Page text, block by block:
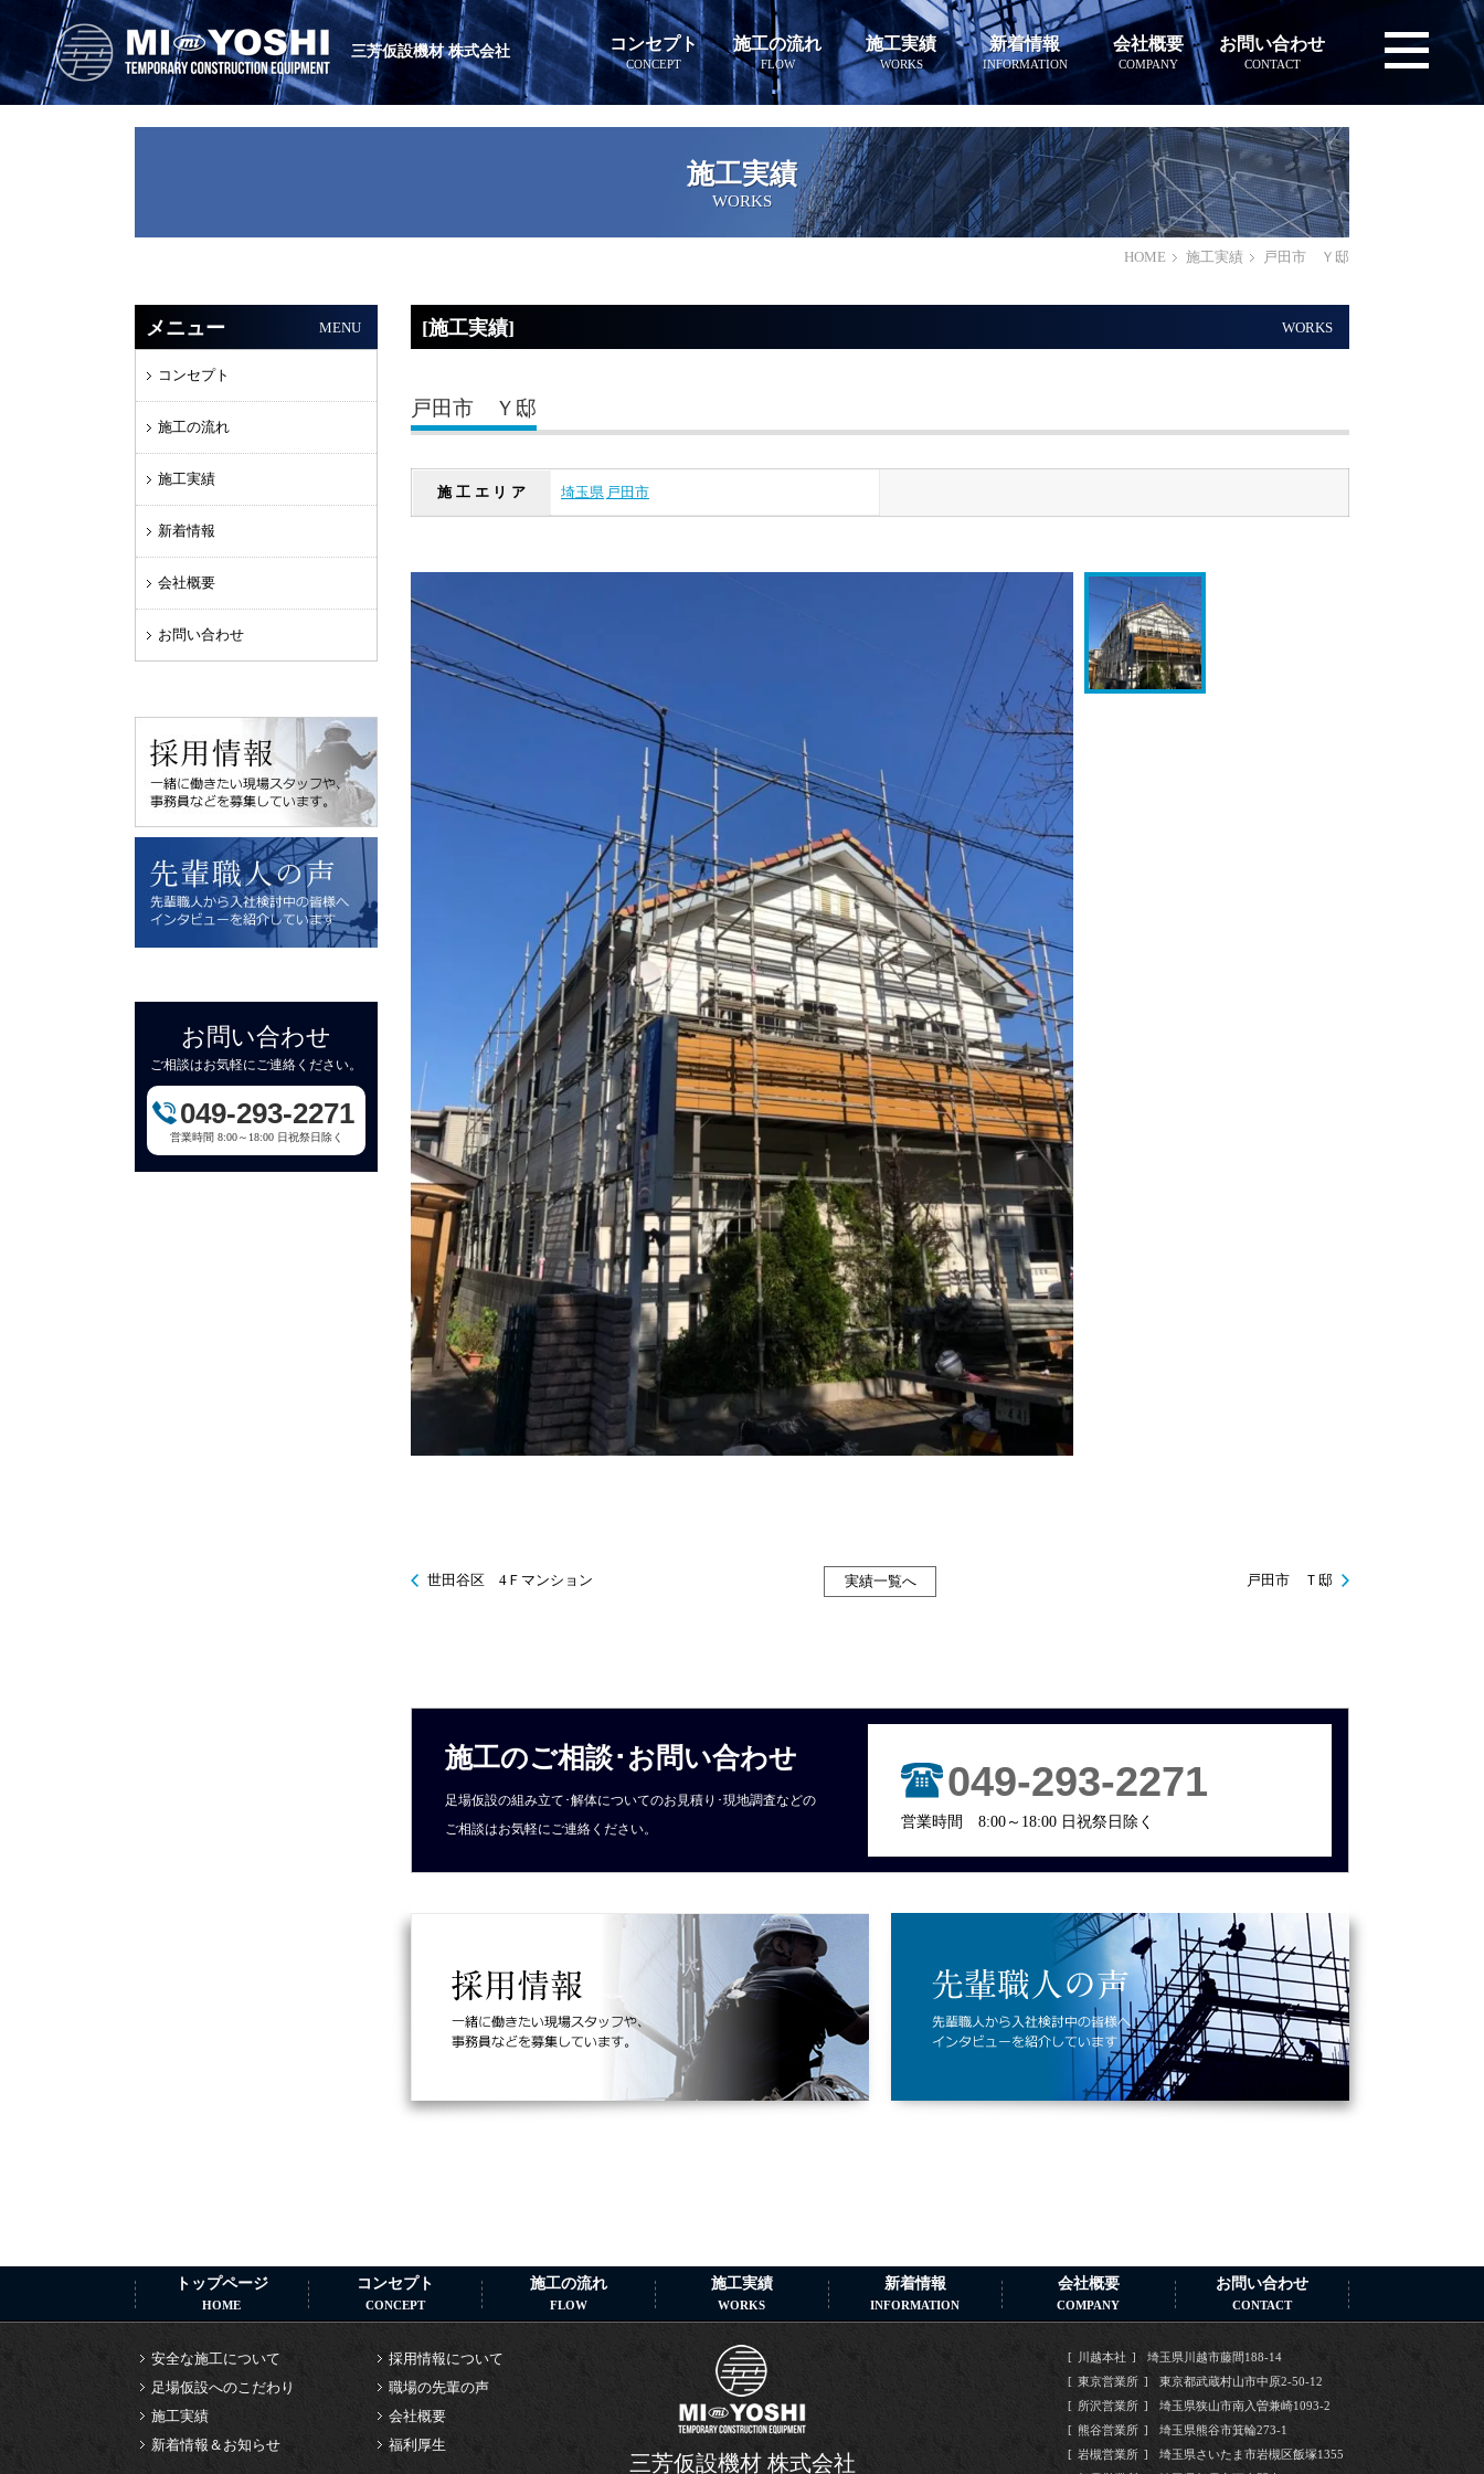
三芳仮設機材 株式会社 コンセプト
CONCEPT
施工の流れ
FLOW
施工実績
WORKS
新着情報
INFORMATION
会社概要
COMPANY
お問い合わせ
CONTACT
施工実績
WORKS
HOME 施工実績 戸田市 Ｙ邸
[施工実績] WORKS
戸田市 Ｙ邸
施工エリア 埼玉県 戸田市
世田谷区 4Ｆマンション 実績一覧へ 戸田市 Ｔ邸
施工のご相談･お問い合わせ
足場仮設の組み立て･解体についてのお見積り･現地調査などの
ご相談はお気軽にご連絡ください。
049-293-2271
営業時間 8:00～18:00 日祝祭日除く
メニュー MENU
コンセプト
施工の流れ
施工実績
新着情報
会社概要
お問い合わせ
お問い合わせ
ご相談はお気軽にご連絡ください。
049-293-2271
営業時間 8:00～18:00 日祝祭日除く
トップページ
HOME
コンセプト
CONCEPT
施工の流れ
FLOW
施工実績
WORKS
新着情報
INFORMATION
会社概要
COMPANY
お問い合わせ
CONTACT
安全な施工について
足場仮設へのこだわり
施工実績
新着情報＆お知らせ
採用情報について
職場の先輩の声
会社概要
福利厚生
川越本社
埼玉県川越市藤間188-14
東京営業所
東京都武蔵村山市中原2-50-12
所沢営業所
埼玉県狭山市南入曽兼崎1093-2
熊谷営業所
埼玉県熊谷市箕輪273-1
岩槻営業所
埼玉県さいたま市岩槻区飯塚1355
三芳仮設機材 株式会社